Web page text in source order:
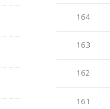
164
163
162
161